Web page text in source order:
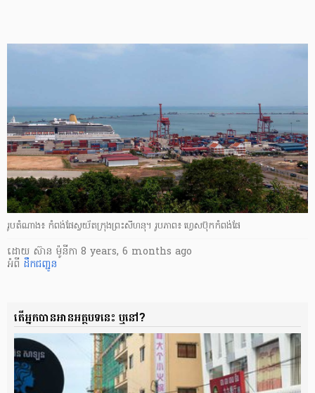
រូបតំណាង៖ កំពង់ផែ​ស្វយ័ត​ក្រុង​ព្រះសីហនុ។ រូបភាព៖ ហ្វេសប៊ុកកំពង់ផែ
ដោយ ស៊ាន ម៉ូនីកា 8 years, 6 months ago
អំពី ដឹកជញ្ជូន
តើ​អ្នក​បាន​អាន​អត្ថបទ​នេះ​ ឬ​នៅ?